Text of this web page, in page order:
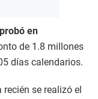
en
de 1.8 millones
días calendarios.
se realizó el